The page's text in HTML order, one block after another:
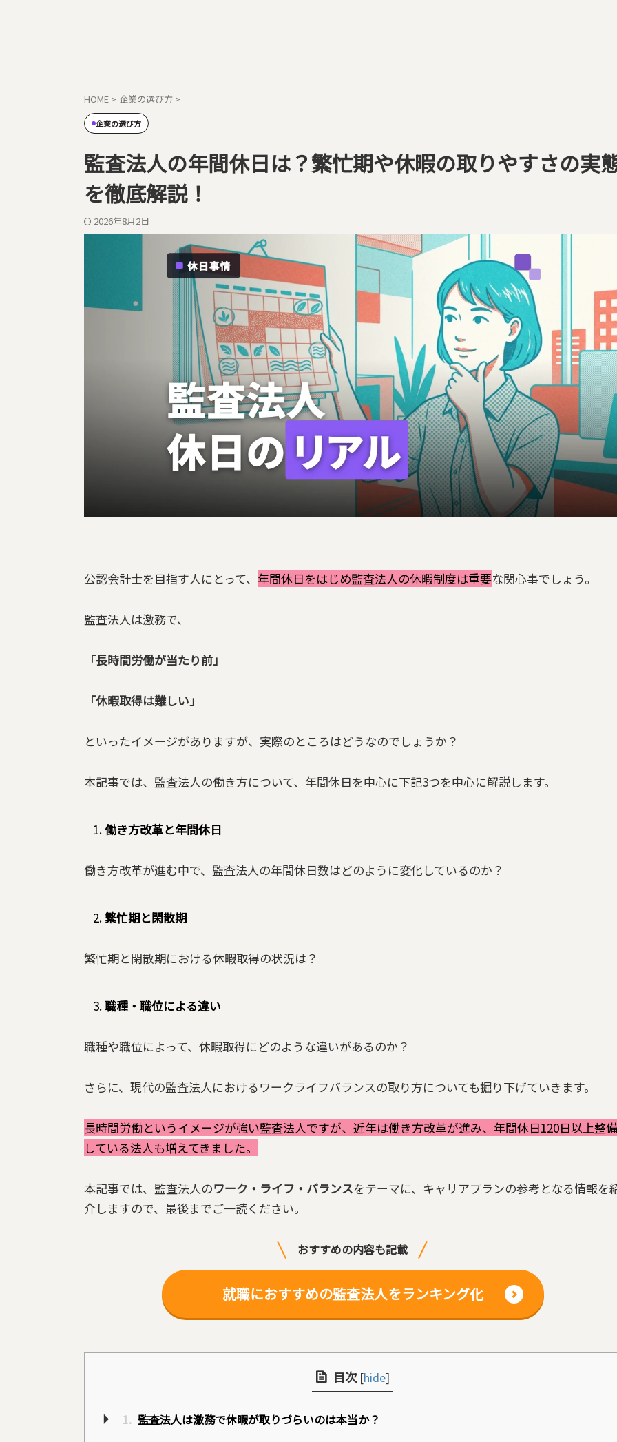
HOME > 企業の選び方 >
企業の選び方
監査法人の年間休日は？繁忙期や休暇の取りやすさの実
を徹底解説！
2026年8月2日
公認会計士を目指す人にとって、 年間休日をはじめ監査法人の休暇制度は重要な関心事でしょう。
監査法人は激務で、
「長時間労働が当たり前」
「休暇取得は難しい」
といったイメージがありますが、実際のところはどうなのでしょうか？
本記事では、監査法人の働き方について、年間休日を中心に下記3つを中心に解説します。
働き方改革と年間休日
働き方改革が進む中で、監査法人の年間休日数はどのように変化しているのか？
繁忙期と閑散期
繁忙期と閑散期における休暇取得の状況は？
職種・職位による違い
職種や職位によって、休暇取得にどのような違いがあるのか？
さらに、現代の監査法人におけるワークライフバランスの取り方についても掘り下げていきます。
長時間労働というイメージが強い監査法人ですが、近年は働き方改革が進み、年間休日120日以上整備
している法人も増えてきました。
本記事では、監査法人のワーク・ライフ・バランスをテーマに、キャリアプランの参考となる情報を
介しますので、最後までご一読ください。
おすすめの内容も記載
就職におすすめの監査法人をランキング化
目次 [hide]
1. 監査法人は激務で休暇が取りづらいのは本当か？